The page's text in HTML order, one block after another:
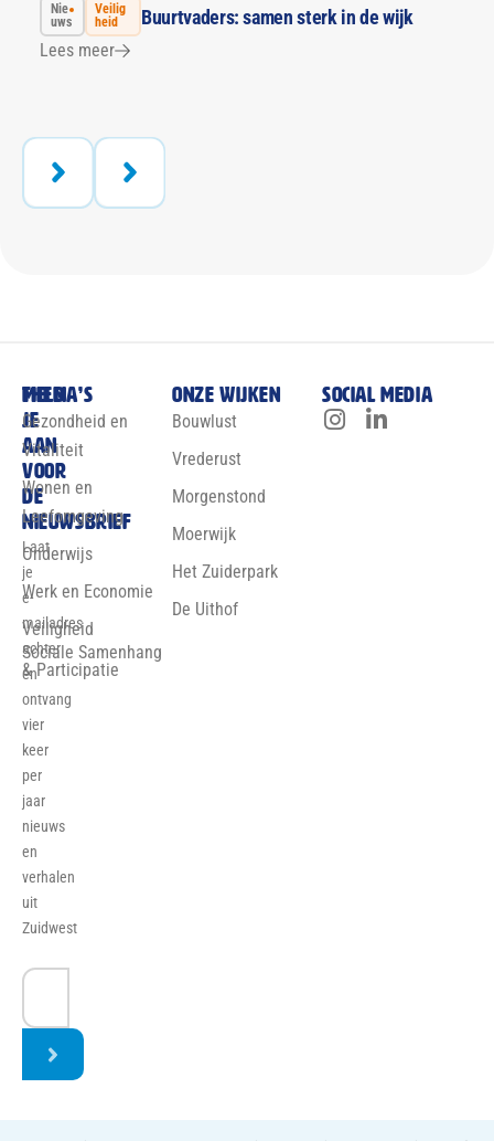
Nie
uws
Veilig
heid
Buurtvaders: samen sterk in de wijk
Lees meer
Meld
je
aan
voor
de
nieuwsbrief
Laat
je
e-
mailadres
achter
en
ontvang
vier
keer
per
jaar
nieuws
en
verhalen
uit
Zuidwest
Thema’s
Gezondheid en
Vitaliteit
Wonen en
Leefomgeving
Onderwijs
Werk en Economie
Veiligheid
Sociale Samenhang
& Participatie
Onze wijken
Bouwlust
Vrederust
Morgenstond
Moerwijk
Het Zuiderpark
De Uithof
Social media